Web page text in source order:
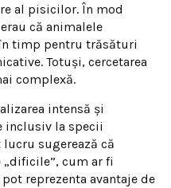
al pisicilor. În mod
că animalele
timp pentru trăsături
Totuși, cercetarea
complexă.
intensă și
inclusiv la specii
sugerează că
cum ar fi
reprezenta avantaje de